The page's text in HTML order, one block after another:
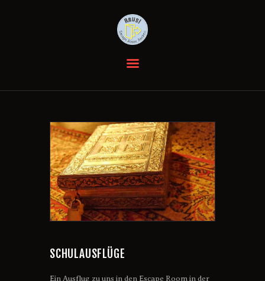
BEWERTUNGEN
ANFAHRT
KONTAKT
FAQ
SCHULAUSFLÜGE
Ein Ausflug zu uns in den Escape Room in der